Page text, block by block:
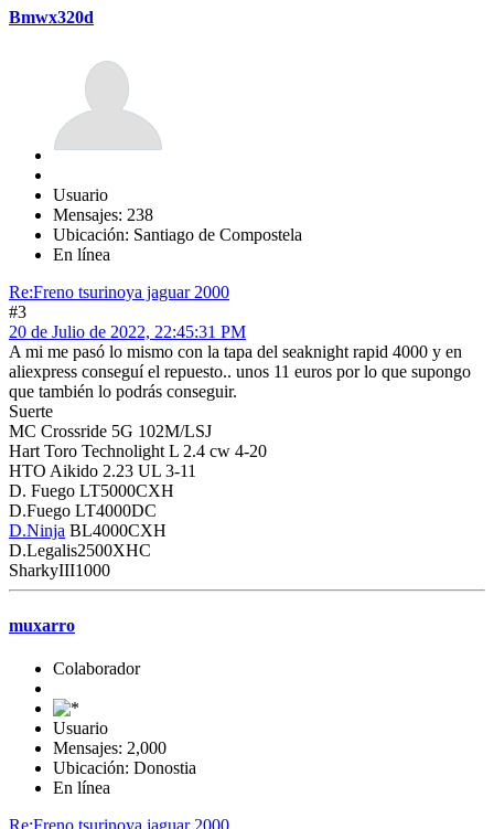
Bmwx320d
Usuario
Mensajes: 238
Ubicación: Santiago de Compostela
En línea
Re:Freno tsurinoya jaguar 2000
#3
20 de Julio de 2022, 22:45:31 PM
A mi me pasó lo mismo con la tapa del seaknight rapid 4000 y en
aliexpress conseguí el repuesto.. unos 11 euros por lo que supongo
que también lo podrás conseguir.
Suerte
MC Crossride 5G 102M/LSJ
Hart Toro Technolight L 2.4 cw 4-20
HTO Aikido 2.23 UL 3-11
D. Fuego LT5000CXH
D.Fuego LT4000DC
D.Ninja BL4000CXH
D.Legalis2500XHC
SharkyIII1000
muxarro
Colaborador
Usuario
Mensajes: 2,000
Ubicación: Donostia
En línea
Re:Freno tsurinoya jaguar 2000